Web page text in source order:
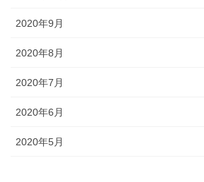
2020年9月
2020年8月
2020年7月
2020年6月
2020年5月